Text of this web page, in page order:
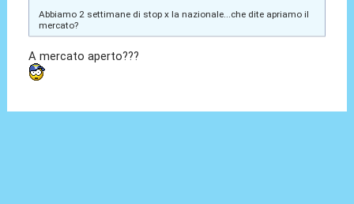
Abbiamo 2 settimane di stop x la nazionale...che dite apriamo il
mercato?
A mercato aperto???